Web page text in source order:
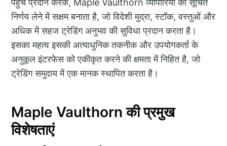
पहुंच प्रदान करके, Maple Vaulthorn व्यापारियों को सूचित
निर्णय लेने में सक्षम बनाता है, जो विदेशी मुद्रा, स्टॉक, वस्तुओं और
अधिक में सहज ट्रेडिंग अनुभव की सुविधा प्रदान करता है।
इसका महत्व इसकी अत्याधुनिक तकनीक और उपयोगकर्ता के
अनुकूल इंटरफेस को एकीकृत करने की क्षमता में निहित है, जो
ट्रेडिंग समुदाय में एक मानक स्थापित करता है।
Maple Vaulthorn की प्रमुख
विशेषताएं